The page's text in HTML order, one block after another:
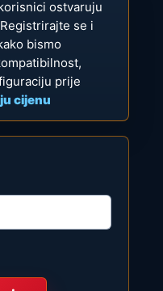
ostvaruju
se i
bismo
prije
cijenu